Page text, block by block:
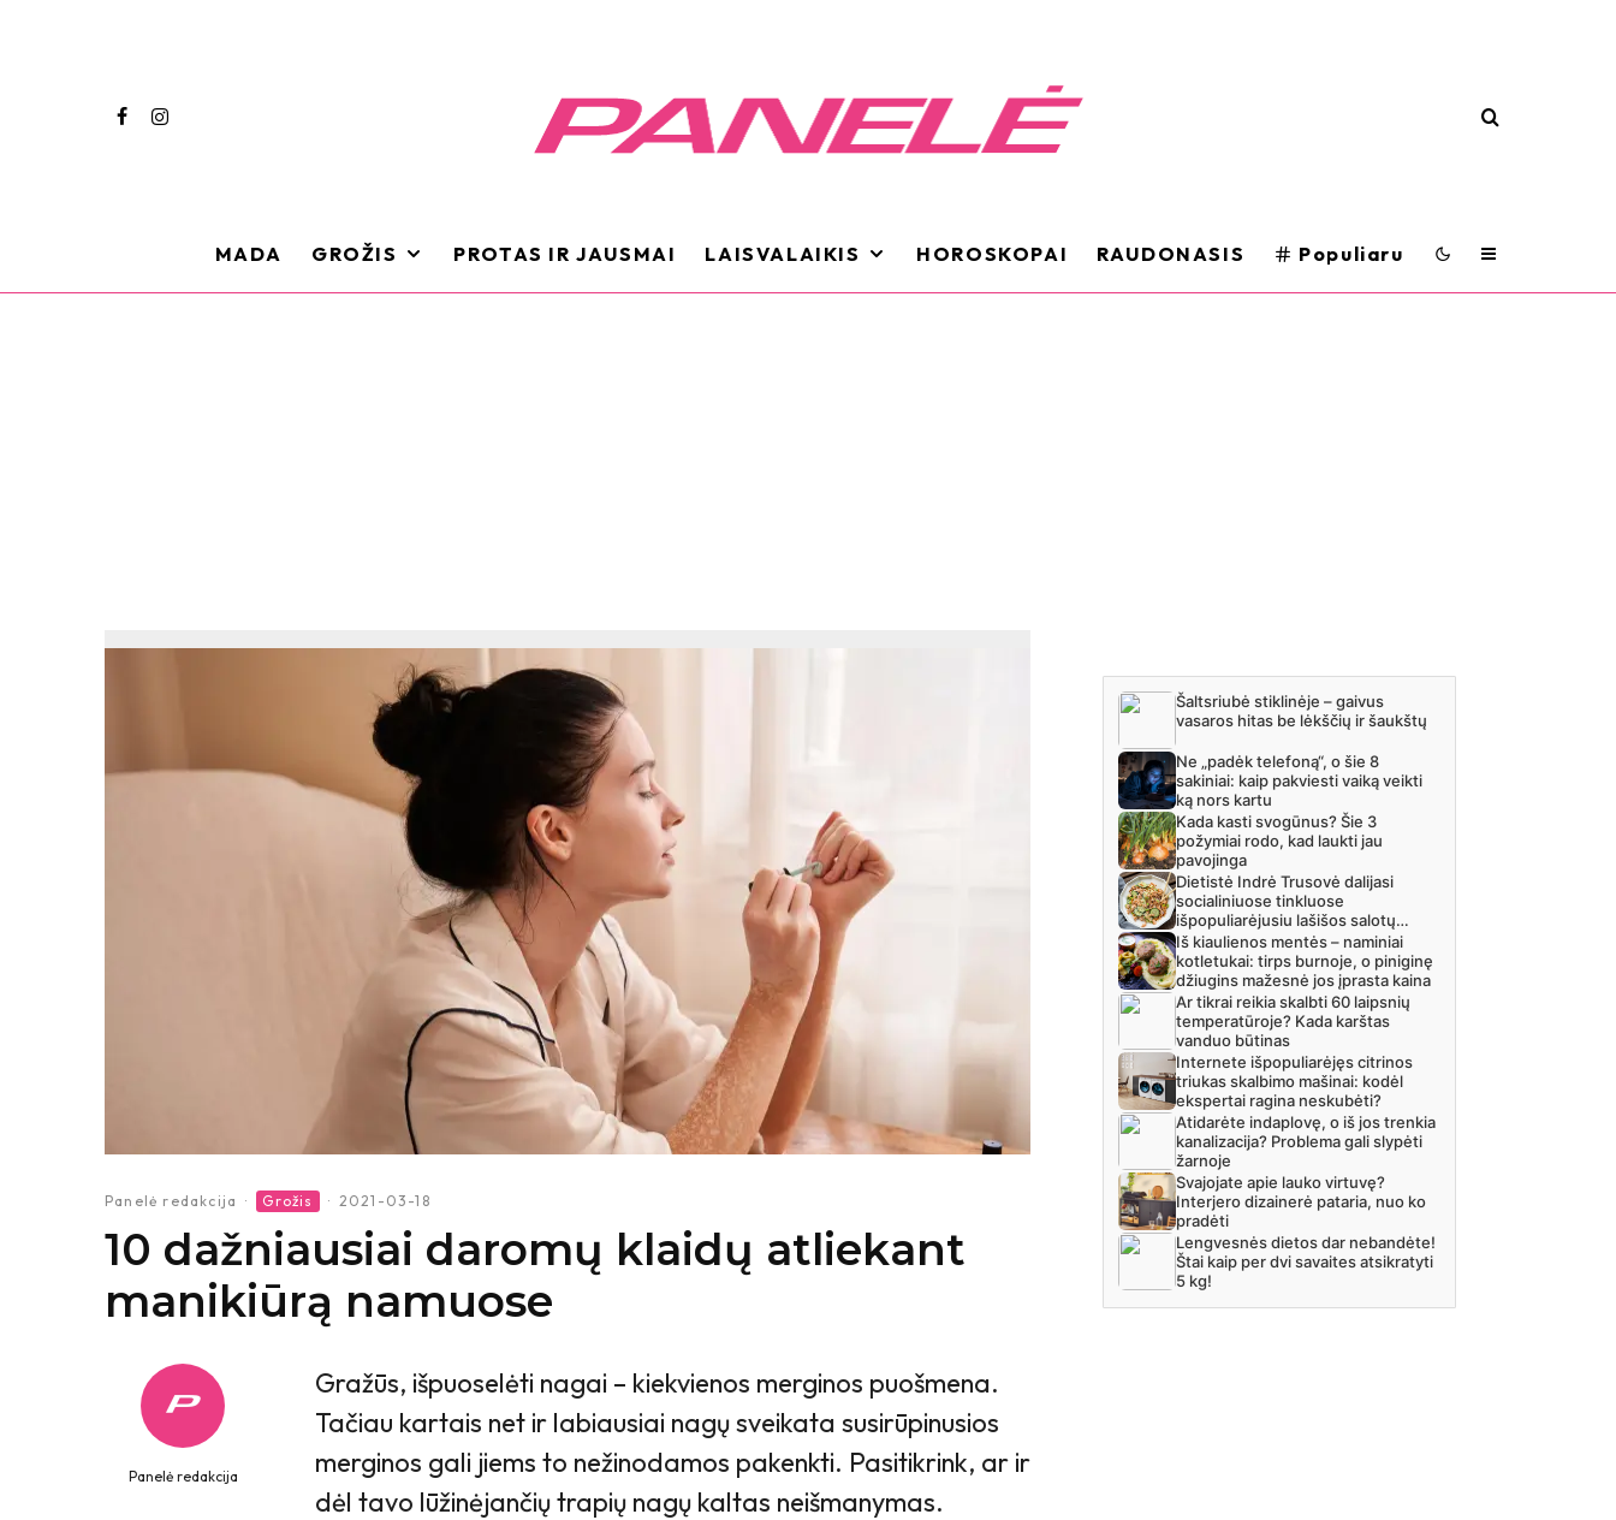
MADA GROŽIS PROTAS IR JAUSMAI LAISVALAIKIS HOROSKOPAI RAUDONASIS Populiaru
Panelė redakcija · Grožis · 2021-03-18
10 dažniausiai daromų klaidų atliekant
manikiūrą namuose
Panelė redakcija
Gražūs, išpuoselėti nagai – kiekvienos merginos puošmena.
Tačiau kartais net ir labiausiai nagų sveikata susirūpinusios
merginos gali jiems to nežinodamos pakenkti. Pasitikrink, ar ir
dėl tavo lūžinėjančių trapių nagų kaltas neišmanymas.